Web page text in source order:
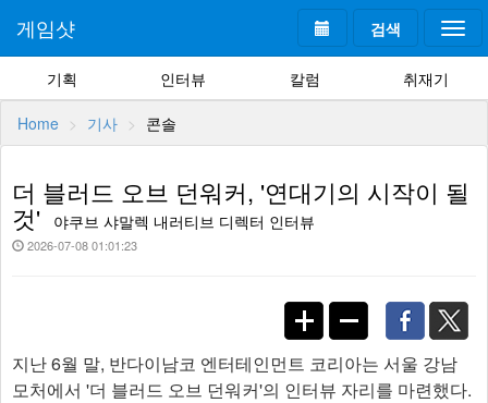
검색
게임샷
기획 인터뷰 칼럼 취재기
Home 기사 콘솔
더 블러드 오브 던워커, '연대기의 시작이 될
것' 야쿠브 샤말렉 내러티브 디렉터 인터뷰
2026-07-08 01:01:23
지난 6월 말, 반다이남코 엔터테인먼트 코리아는 서울 강남
모처에서 '더 블러드 오브 던워커'의 인터뷰 자리를 마련했다.